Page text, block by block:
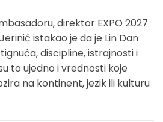
direktor EXPO 2027
istakao je da je Lin Dan
discipline, istrajnosti i
to ujedno i vrednosti koje
na kontinent, jezik ili kulturu